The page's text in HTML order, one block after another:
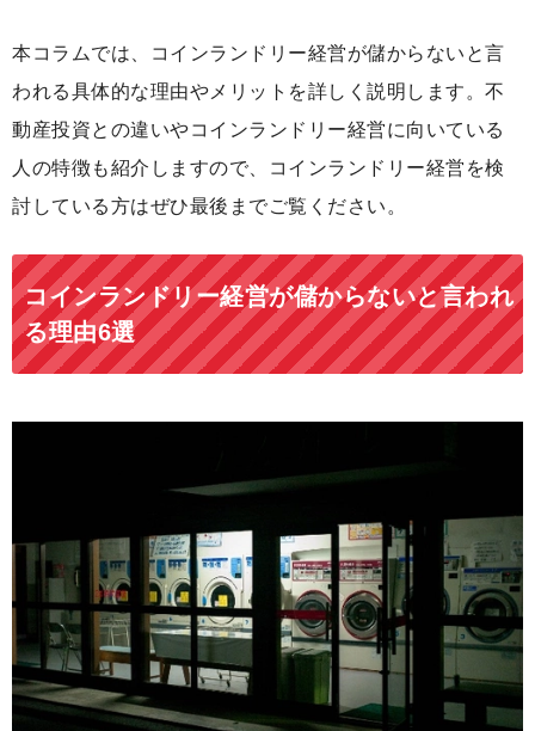
本コラムでは、コインランドリー経営が儲からないと言
われる具体的な理由やメリットを詳しく説明します。不
動産投資との違いやコインランドリー経営に向いている
人の特徴も紹介しますので、コインランドリー経営を検
討している方はぜひ最後までご覧ください。
コインランドリー経営が儲からないと言われ
る理由6選